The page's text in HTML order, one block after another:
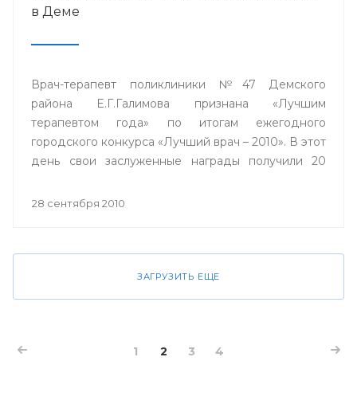
в Деме
Врач-терапевт поликлиники №47 Демского
района Е.Г.Галимова признана «Лучшим
терапевтом года» по итогам ежегодного
городского конкурса «Лучший врач – 2010». В этот
день свои заслуженные награды получили 20
конкурса, проходящего в столице вот уже в
28 сентября 2010
ЗАГРУЗИТЬ ЕЩЕ
1 2 3 4